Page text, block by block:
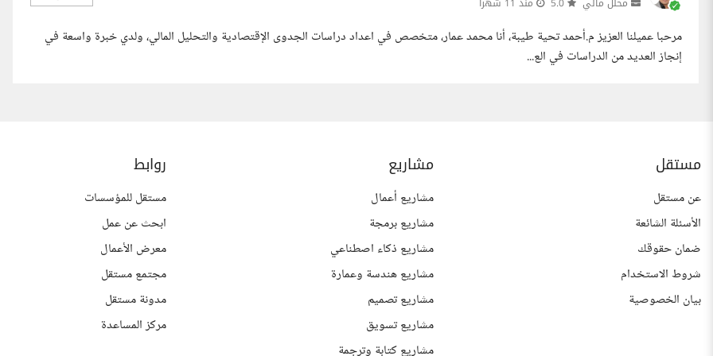
مرحبا عميلنا العزيز م.أحمد تحية طيبة، أنا محمد عمار، متخصص في اعداد دراسات الجدوى الإقتصادية والتحليل المالي، ولدي خبرة واسعة في
إنجاز العديد من الدراسات في الع...
مستقل
عن مستقل
الأسئلة الشائعة
ضمان حقوقك
شروط الاستخدام
بيان الخصوصية
مشاريع
مشاريع أعمال
مشاريع برمجة
مشاريع ذكاء اصطناعي
مشاريع هندسة وعمارة
مشاريع تصميم
مشاريع تسويق
مشاريع كتابة وترجمة
روابط
مستقل للمؤسسات
ابحث عن عمل
معرض الأعمال
مجتمع مستقل
مدونة مستقل
مركز المساعدة